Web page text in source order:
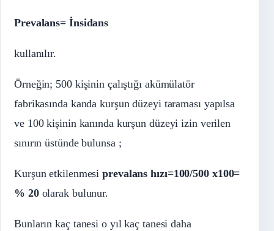
Prevalans= İnsidans
kullanılır.
Örneğin; 500 kişinin çalıştığı akümülatör
fabrikasında kanda kurşun düzeyi taraması yapılsa
ve 100 kişinin kanında kurşun düzeyi izin verilen
sınırın üstünde bulunsa ;
Kurşun etkilenmesiprevalans hızı=100/500 x100=
% 20 olarak bulunur.
Bunların kaç tanesi o yıl kaç tanesi daha